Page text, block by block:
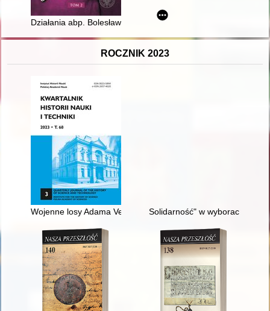
Działania abp. Bolesława Kominka przy organizacji
ROCZNIK 2023
Wojenne losy Adama Vetulaniego (1939–1945) = War
Solidarność" w wyborach do